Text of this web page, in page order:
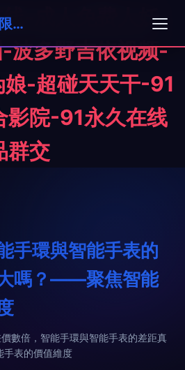
线-成人免费人妖
多野吉依视频-
-超碰天天干-91
影院-91永久在线
群交
北京奧向虎科技有限公司
手環與智能手表的
嗎？——聚焦智能
價數倍，智能手環與智能手表的差距真
表的價值維度